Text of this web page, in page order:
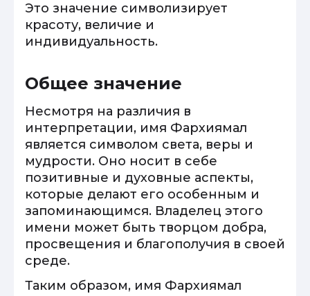
Это значение символизирует
красоту, величие и
индивидуальность.
Общее значение
Несмотря на различия в
интерпретации, имя Фархиямал
является символом света, веры и
мудрости. Оно носит в себе
позитивные и духовные аспекты,
которые делают его особенным и
запоминающимся. Владелец этого
имени может быть творцом добра,
просвещения и благополучия в своей
среде.
Таким образом, имя Фархиямал